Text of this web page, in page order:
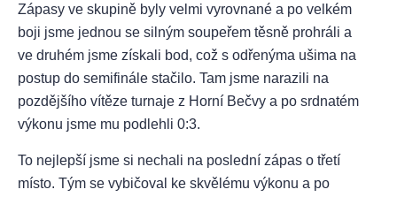
Zápasy ve skupině byly velmi vyrovnané a po velkém
boji jsme jednou se silným soupeřem těsně prohráli a
ve druhém jsme získali bod, což s odřenýma ušima na
postup do semifinále stačilo. Tam jsme narazili na
pozdějšího vítěze turnaje z Horní Bečvy a po srdnatém
výkonu jsme mu podlehli 0:3.
To nejlepší jsme si nechali na poslední zápas o třetí
místo. Tým se vybičoval ke skvělému výkonu a po